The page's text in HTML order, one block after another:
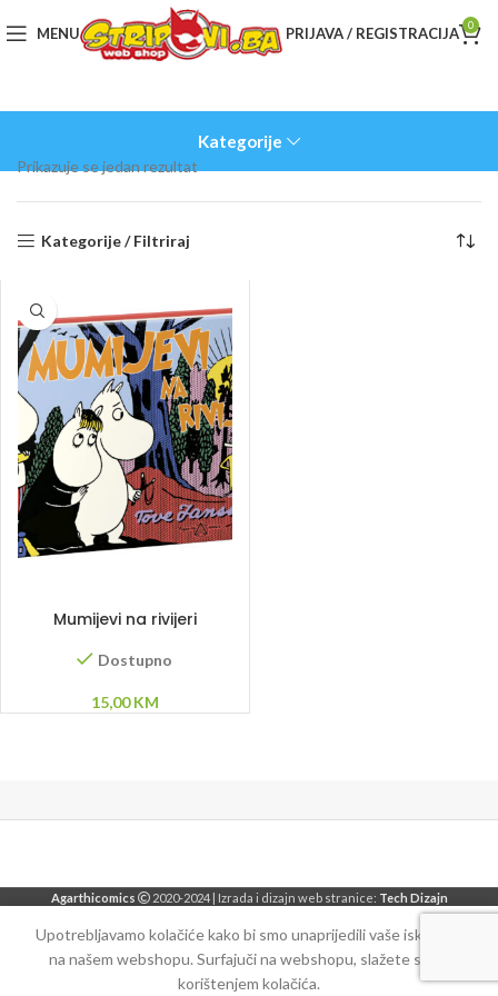
MENU PRIJAVA / REGISTRACIJA 0
Kategorije
Prikazuje se jedan rezultat
Kategorije / Filtriraj
Mumijevi na rivijeri
Dostupno
15,00KM
Agarthicomics 2020-2024 | Izrada i dizajn web stranice: Tech Dizajn
Upotrebljavamo kolačiće kako bi smo unaprijedili vaše iskustvo
na našem webshopu. Surfajuči na webshopu, slažete se sa
korištenjem kolačića.